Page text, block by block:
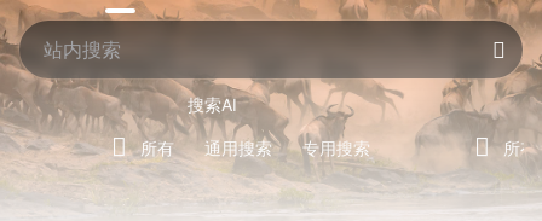
搜索AI
所有 通用搜索 专用搜索 所有